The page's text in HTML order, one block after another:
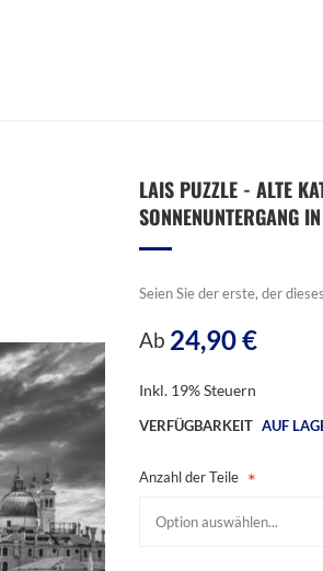
LAIS PUZZLE - ALTE
SONNENUNTERGANG
Seien Sie der erste, der
Ab 24,90 €
Inkl. 19% Steuern
VERFÜGBARKEIT AUF
Anzahl der Teile